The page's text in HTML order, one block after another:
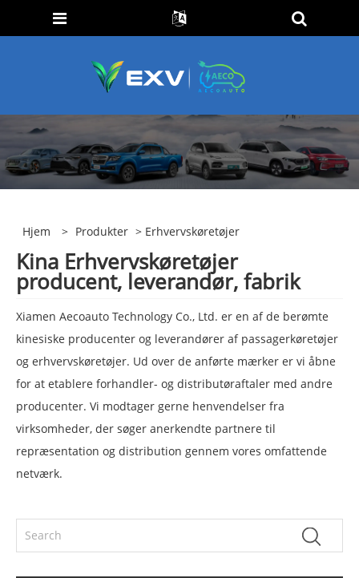
Hjem > Produkter > Erhvervskøretøjer
Kina Erhvervskøretøjer
producent, leverandør, fabrik
Xiamen Aecoauto Technology Co., Ltd. er en af ​​de berømte
kinesiske producenter og leverandører af passagerkøretøjer
og erhvervskøretøjer. Ud over de anførte mærker er vi åbne
for at etablere forhandler- og distributøraftaler med andre
producenter. Vi modtager gerne henvendelser fra
virksomheder, der søger anerkendte partnere til
repræsentation og distribution gennem vores omfattende
netværk.